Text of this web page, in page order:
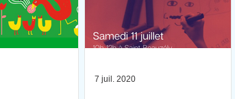
7 juil. 2020